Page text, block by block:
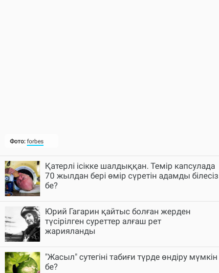
Фото: forbes
Қатерлі ісікке шалдыққан. Темір капсулада
70 жылдан бері өмір сүретін адамды білесіз
бе?
Юрий Гагарин қайтыс болған жерден
түсірілген суреттер алғаш рет
жарияланды
"Жасыл" сутегіні табиғи түрде өндіру мүмкін
бе?